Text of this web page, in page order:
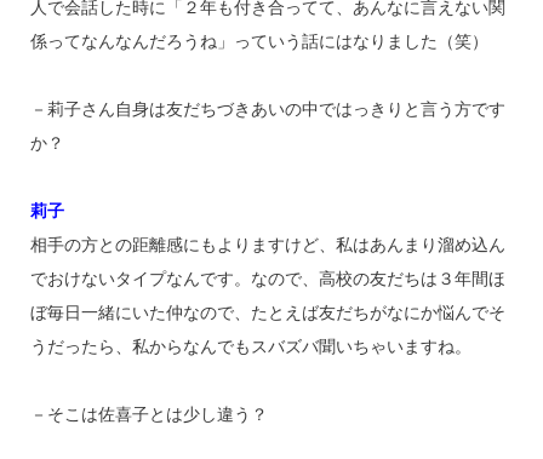
人で会話した時に「２年も付き合ってて、あんなに言えない関
係ってなんなんだろうね」っていう話にはなりました（笑）
－莉子さん自身は友だちづきあいの中ではっきりと言う方です
か？
莉子
相手の方との距離感にもよりますけど、私はあんまり溜め込ん
でおけないタイプなんです。なので、高校の友だちは３年間ほ
ぼ毎日一緒にいた仲なので、たとえば友だちがなにか悩んでそ
うだったら、私からなんでもスバズバ聞いちゃいますね。
－そこは佐喜子とは少し違う？